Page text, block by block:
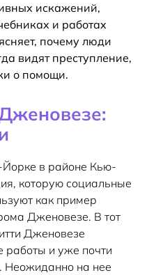
искажений,
и работах
почему люди
видят преступление,
о помощи.
в районе Кью-
которую социальные
как пример
Дженовезе. В тот
Дженовезе
работы и уже почти
Неожиданно на нее